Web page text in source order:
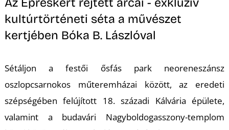
kultúrtörténeti séta a művészet
kertjében Bóka B. Lászlóval
Sétáljon a festői ősfás park neoreneszánsz
oszlopcsarnokos műteremházai között, az eredeti
szépségében felújított 18. századi Kálvária épülete,
valamint a budavári Nagyboldogasszony-templom